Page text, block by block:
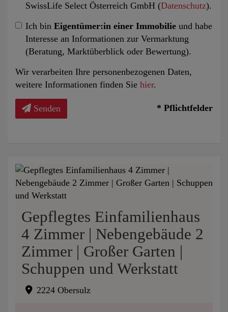
SwissLife Select Österreich GmbH (Datenschutz).
Ich bin Eigentümer:in einer Immobilie und habe
Interesse an Informationen zur Vermarktung
(Beratung, Marktüberblick oder Bewertung).
Wir verarbeiten Ihre personenbezogenen Daten,
weitere Informationen finden Sie hier.
Senden * Pflichtfelder
Gepflegtes Einfamilienhaus
4 Zimmer | Nebengebäude 2
Zimmer | Großer Garten |
Schuppen und Werkstatt
2224 Obersulz